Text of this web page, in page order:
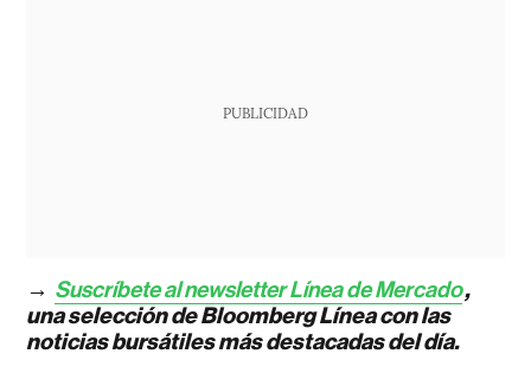
PUBLICIDAD
→ Suscríbete al newsletter Línea de Mercado,
una selección de Bloomberg Línea con las
noticias bursátiles más destacadas del día.